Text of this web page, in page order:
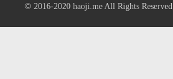
© 2016-2020 haoji.meAll Rights Reserved